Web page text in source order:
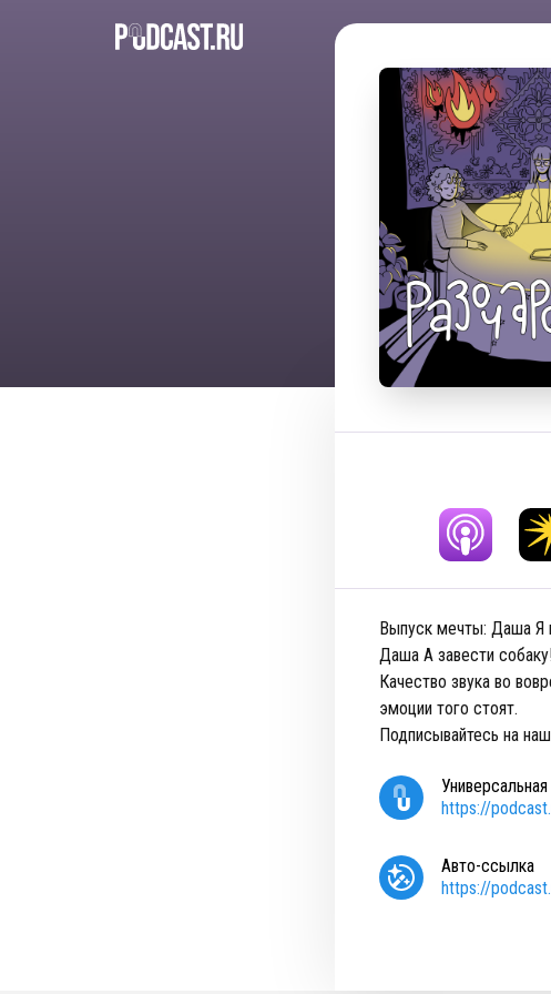
Выпуск мечты: Даша Я
Даша А завести
Качество звука во
эмоции того стоят.
Подписывайтесь на
https://
Авто-ссылка
https://